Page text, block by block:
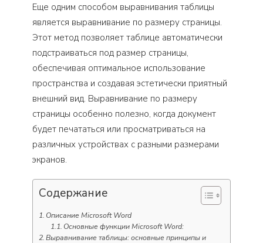
Еще одним способом выравнивания таблицы
является выравнивание по размеру страницы.
Этот метод позволяет таблице автоматически
подстраиваться под размер страницы,
обеспечивая оптимальное использование
пространства и создавая эстетически приятный
внешний вид. Выравнивание по размеру
страницы особенно полезно, когда документ
будет печататься или просматриваться на
различных устройствах с разными размерами
экранов.
Содержание
Описание Microsoft Word
Основные функции Microsoft Word:
Выравнивание таблицы: основные принципы и